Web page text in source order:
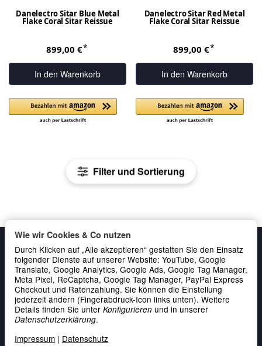
Filter und Sortierung
Danelectro Sitar Blue Metal
Flake Coral Sitar Reissue
899,00 €*
In den Warenkorb
Danelectro Sitar Red Metal
Flake Coral Sitar Reissue
899,00 €*
In den Warenkorb
Gesetzliche Informationen
Service & Kontakt
Wie wir Cookies & Co nutzen
Durch Klicken auf „Alle akzeptieren“ gestatten Sie den Einsatz
folgender Dienste auf unserer Website: YouTube, Google
Translate, Google Analytics, Google Ads, Google Tag Manager,
Meta Pixel, ReCaptcha, Google Tag Manager, PayPal Express
Checkout und Ratenzahlung. Sie können die Einstellung
jederzeit ändern (Fingerabdruck-Icon links unten). Weitere
Details finden Sie unter Konfigurieren und in unserer
Datenschutzerklärung.
Impressum | Datenschutz